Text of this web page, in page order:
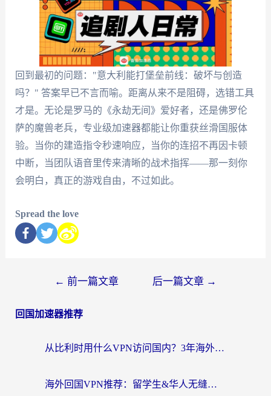
回到最初的问题："意大利能打堡垒前线：破坏与创造
吗？" 答案早已不言而喻。距离从来不是阻碍，选错工具
才是。无论是罗马的《永劫无间》爱好者，还是佛罗伦
萨的魔兽老兵，专业级加速器都能让你重获丝滑国服体
验。当你的建造指令秒速响应，当你的连招不再因卡顿
中断，当团队语音里传来清晰的战术指挥——那一刻你
会明白，真正的游戏自由，不过如此。
Spread the love
← 前一篇文章 后一篇文章 →
回国加速器推荐
从比利时用什么VPN访问国内？3年海外党亲测有效的无缝回国上网指南
海外回国VPN推荐：留学生&华人无缝访问国内资源的实用指南